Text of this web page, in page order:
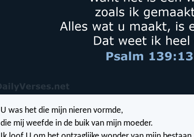
U was het die mijn nieren vormde,
die mij weefde in de buik van mijn moeder.